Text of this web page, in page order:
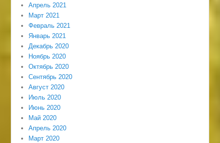
Апрель 2021
Март 2021
Февраль 2021
Январь 2021
Декабрь 2020
Ноябрь 2020
Октябрь 2020
Сентябрь 2020
Август 2020
Июль 2020
Июнь 2020
Май 2020
Апрель 2020
Март 2020